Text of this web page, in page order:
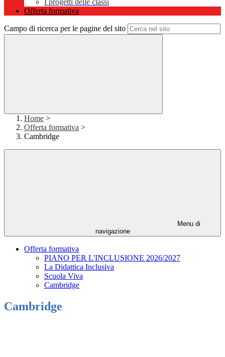
I progetti delle classi
Offerta formativa
Campo di ricerca per le pagine del sito
Home >
Offerta formativa >
Cambridge
Menu di
navigazione
Offerta formativa
PIANO PER L'INCLUSIONE 2026/2027
La Didattica Inclusiva
Scuola Viva
Cambridge
Cambridge